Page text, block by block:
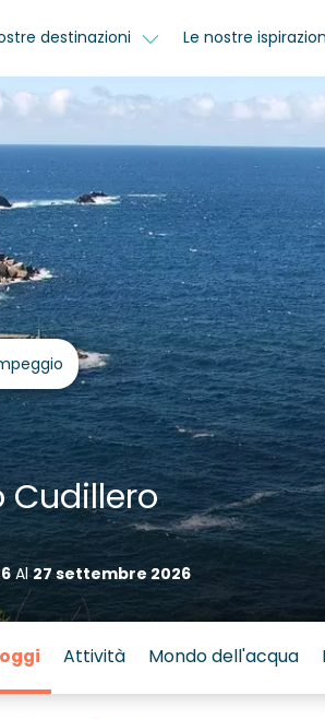
destinazioni Le nostre
Al27 settembre 2026
Attività Mondo dell'acqua